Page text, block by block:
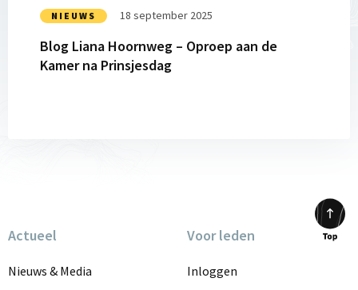
NIEUWS 18 september 2025
Blog Liana Hoornweg – Oproep aan de
Kamer na Prinsjesdag
Kamer
na
Prinsjesdag
Actueel
Nieuws & Media
Voor leden
Inloggen